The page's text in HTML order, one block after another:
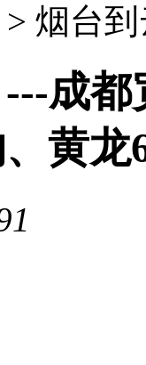
> 烟台
---成
黄龙